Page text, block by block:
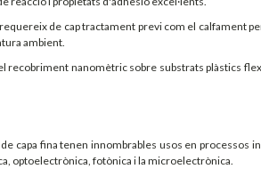
de cap tractament previ com el calfament
ambient.
recobriment nanomètric sobre substrats plàstics
capa fina tenen innombrables usos en processos
optoelectrònica, fotònica i la microelectrònica.